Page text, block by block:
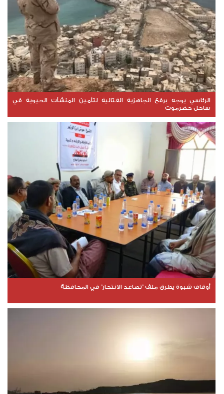
الرئاسي يوجه برفع الجاهزية القتالية لتأمين المنشآت الحيوية في
ساحل حضرموت
أوقاف شبوة يطرق ملف "تصاعد الانتحار" في المحافظة